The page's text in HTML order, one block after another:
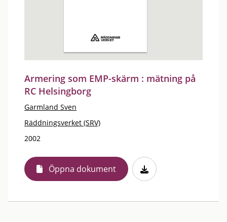
Armering som EMP-skärm : mätning på
RC Helsingborg
Garmland Sven
Räddningsverket (SRV)
2002
Öppna dokument